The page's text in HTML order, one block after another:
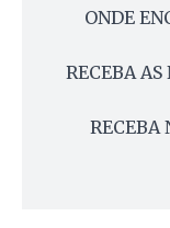
ONDE
RECEBA
RECEBA